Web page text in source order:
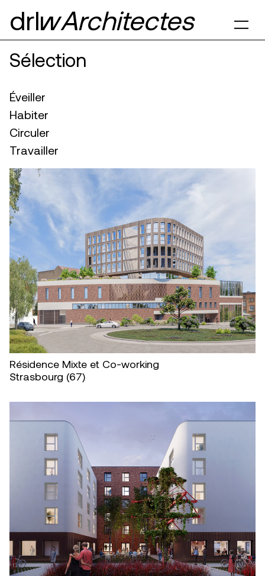
drl§Architectes
Sélection
Éveiller
Habiter
Circuler
Travailler
Résidence Mixte et Co-working
Strasbourg (67)